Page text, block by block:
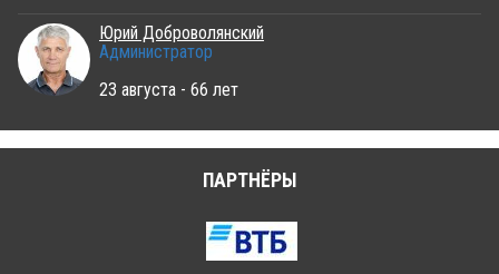
Юрий Доброволянский
Администратор
23 августа - 66 лет
ПАРТНЁРЫ